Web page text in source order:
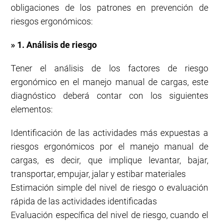
obligaciones de los patrones en prevención de
riesgos ergonómicos:
» 1. Análisis de riesgo
Tener el análisis de los factores de riesgo
ergonómico en el manejo manual de cargas, este
diagnóstico deberá contar con los siguientes
elementos:
Identificación de las actividades más expuestas a
riesgos ergonómicos por el manejo manual de
cargas, es decir, que implique levantar, bajar,
transportar, empujar, jalar y estibar materiales
Estimación simple del nivel de riesgo o evaluación
rápida de las actividades identificadas
Evaluación específica del nivel de riesgo, cuando el